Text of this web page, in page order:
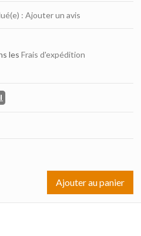
: Ajouter un avis
les Frais d'expédition
Ajouter au panier